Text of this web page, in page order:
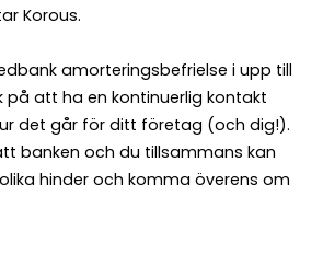
Korous.
amorteringsbefrielse i upp till
på att ha en kontinuerlig kontakt
det går för ditt företag (och dig!).
banken och du tillsammans kan
hinder och komma överens om